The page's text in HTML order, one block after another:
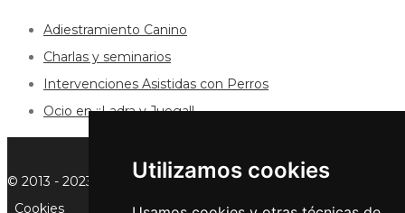
Utilizamos cookies
Adiestramiento Canino
Charlas y seminarios
Intervenciones Asistidas con Perros
Ocio en ¡¡Ladra y Juega!!
© 2013 - 2023 ¡¡LADRA Y JUEGA!! Aviso Legal
Privacidad
Cookies